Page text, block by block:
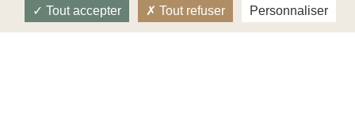
Tout accepter
Tout refuser Personnaliser